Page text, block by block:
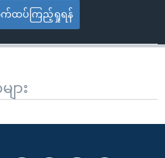
က်ထပ်ကြည့်ရှုရန်
ား